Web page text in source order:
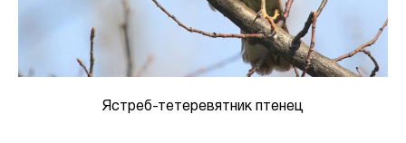
Ястреб-тетеревятник птенец